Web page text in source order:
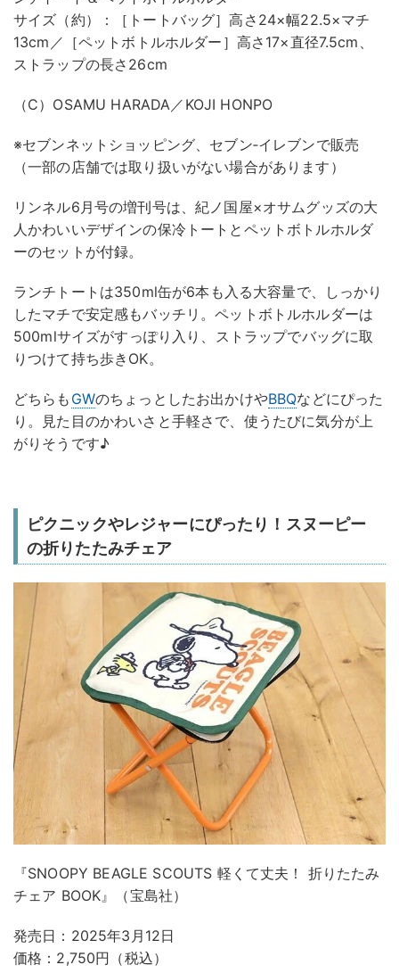
サイズ（約）：［トートバッグ］高さ24×幅22.5×マチ
13cm／［ペットボトルホルダー］高さ17×直径7.5cm、
ストラップの長さ26cm
（C）OSAMU HARADA／KOJI HONPO
※セブンネットショッピング、セブン‐イレブンで販売
（一部の店舗では取り扱いがない場合があります）
リンネル6月号の増刊号は、紀ノ国屋×オサムグッズの大
人かわいいデザインの保冷トートとペットボトルホルダ
ーのセットが​付録。
ランチトートは350ml缶が6本も入る大容量で、しっかり
したマチで安定感もバッチリ。​ペットボトルホルダーは
500mlサイズがすっぽり入り、ストラップでバッグに取
りつけて持ち歩きOK。
​どちらも GWのちょっとしたお出かけやBBQなどにぴった
り。見た目のかわいさと手軽さで、使うたびに気分が上
がりそうです♪
ピクニックやレジャーにぴったり！スヌーピー
の折りたたみチェア
『SNOOPY BEAGLE SCOUTS 軽くて丈夫！ 折りたたみ
チェア BOOK』（宝島社）
発売日：2025年3月12日
価格：2,750円（税込）